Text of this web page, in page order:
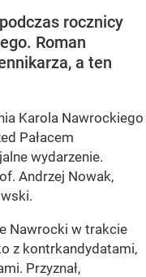
rocznicy
Roman
a ten
Karola Nawrockiego
Pałacem
wydarzenie.
Andrzej Nowak,
Nawrocki w trakcie
z kontrkandydatami,
Przyznał,